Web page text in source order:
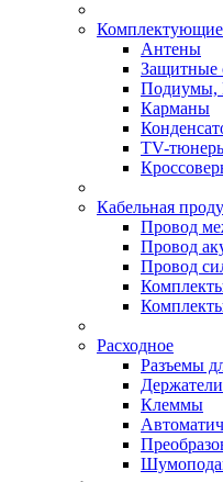
Комплектующие
Антены
Защитные
Подиумы,
Карманы
TV-
Кабельная
Провод
Провод
Провод
Расходное
Разъемы
Клеммы